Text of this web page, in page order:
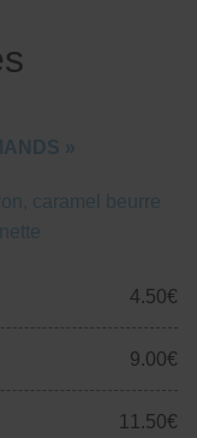
»
caramel beurre
4.50€
9.00€
11.50€